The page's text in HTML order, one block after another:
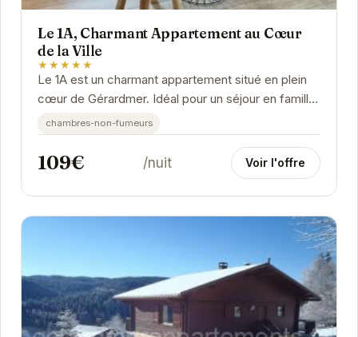
Le 1A, Charmant Appartement au Cœur
de la Ville
★★★★★
Le 1A est un charmant appartement situé en plein
cœur de Gérardmer. Idéal pour un séjour en famille
ou entre amis, il offre un espace...
chambres-non-fumeurs
109€ /nuit Voir l'offre